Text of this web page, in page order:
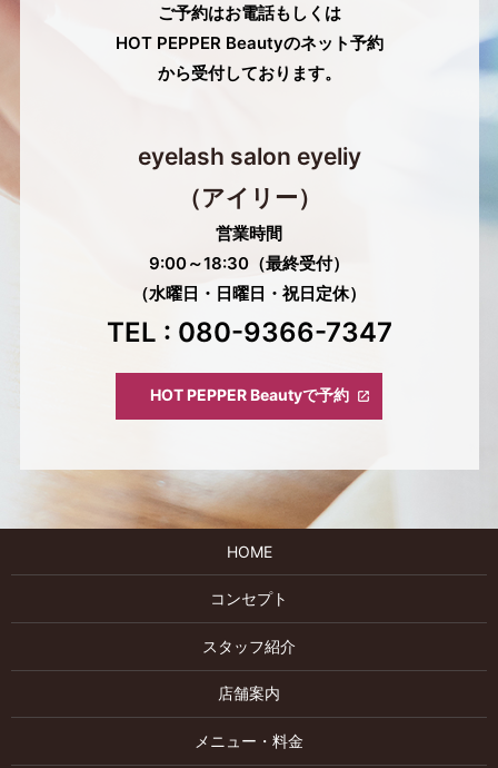
ご予約はお電話もしくは
HOT PEPPER Beautyのネット予約
から受付しております。
eyelash salon eyeliy
（アイリー）
営業時間
9:00～18:30（最終受付）
（水曜日・日曜日・祝日定休）
TEL : 080-9366-7347
HOT PEPPER Beautyで予約
HOME
コンセプト
スタッフ紹介
店舗案内
メニュー・料金